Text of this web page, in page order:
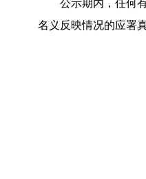
公示期内，任何
名义反映情况的应署